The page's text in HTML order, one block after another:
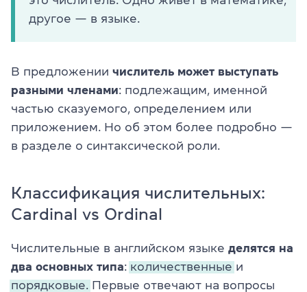
другое — в языке.
В предложении числитель может выступать
разными членами: подлежащим, именной
частью сказуемого, определением или
приложением. Но об этом более подробно —
в разделе о синтаксической роли.
Классификация числительных:
Cardinal vs Ordinal
Числительные в английском языке делятся на
два основных типа: количественные и
порядковые.
Первые отвечают на вопросы